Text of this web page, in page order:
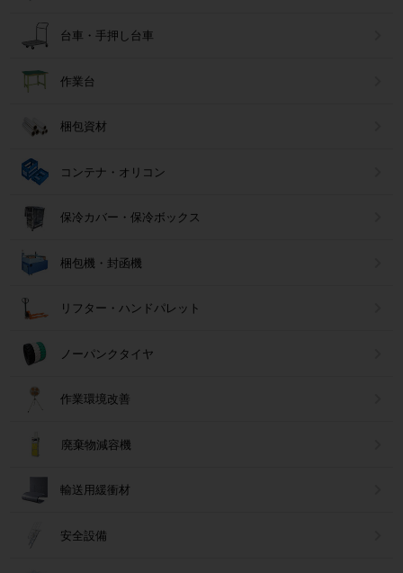
台車・手押し台車
作業台
梱包資材
コンテナ・オリコン
保冷カバー・保冷ボックス
梱包機・封函機
リフター・ハンドパレット
ノーパンクタイヤ
作業環境改善
廃棄物減容機
輸送用緩衝材
安全設備